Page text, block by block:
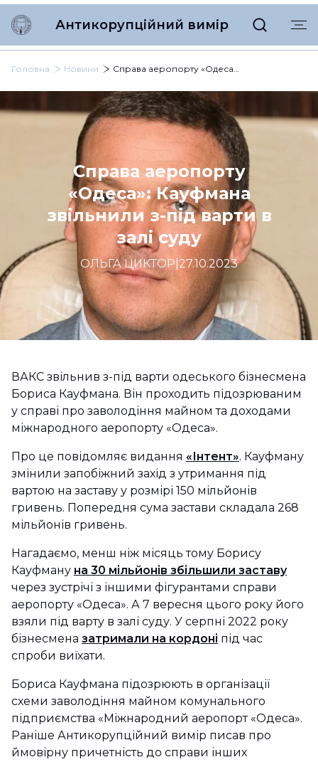
Антикорупційний вимір
Головна Новини Справа аеропорту «Одеса»: Кауфмана звільнили з-під варти в залі суду
Справа аеропорту
«Одеса»: Кауфмана
звільнили з-під варти в
залі суду
ОЛЬГА ЦИКТОР 27.10.2023
ВАКС звільнив з-під варти одеського бізнесмена
Бориса Кауфмана. Він проходить підозрюваним
у справі про заволодіння майном та доходами
міжнародного аеропорту «Одеса».
Про це повідомляє видання «Інтент». Кауфману
змінили запобіжний захід з утримання під
вартою на заставу у розмірі 150 мільйонів
гривень. Попередня сума застави складала 268
мільйонів гривень.
Нагадаємо, менш ніж місяць тому Борису
Кауфману на 30 мільйонів збільшили заставу
через зустрічі з іншими фігурантами справи
аеропорту «Одеса». А 7 вересня цього року його
взяли під варту в залі суду. У серпні 2022 року
бізнесмена затримали на кордоні під час
спроби виїхати.
Бориса Кауфмана підозрюють в організації
схеми заволодіння майном комунального
підприємства «Міжнародний аеропорт «Одеса».
Раніше Антикорупційний вимір писав про
ймовірну причетність до справи інших